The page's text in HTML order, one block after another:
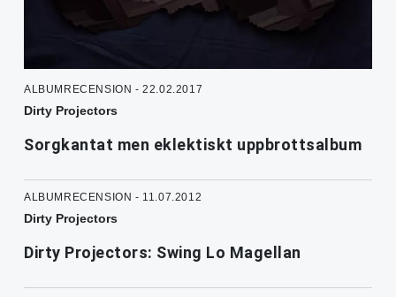
ALBUMRECENSION - 22.02.2017
Dirty Projectors
Sorgkantat men eklektiskt uppbrottsalbum
ALBUMRECENSION - 11.07.2012
Dirty Projectors
Dirty Projectors: Swing Lo Magellan